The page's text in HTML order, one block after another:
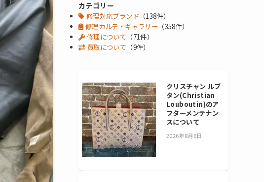
カテゴリー
修理対応ブランド （138件）
修理カルテ・ギャラリー （358件）
修理について （71件）
買取について （9件）
クリスチャン ルブ
タン(Christian
Louboutin)のア
フターメンテナン
スについて
2026年8月6日